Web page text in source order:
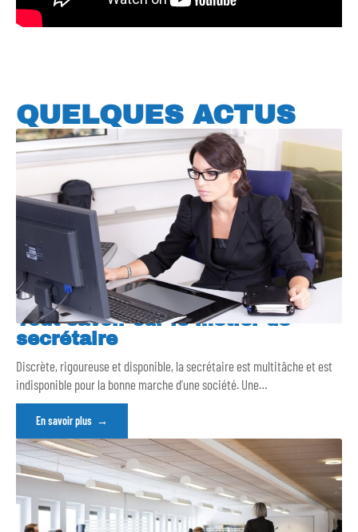
QUELQUES ACTUS
Tout savoir sur le métier de
secrétaire
Discrète, rigoureuse et disponible, la secrétaire est multitâche et est
indisponible pour la bonne marche d’une société. Une…
En savoir plus